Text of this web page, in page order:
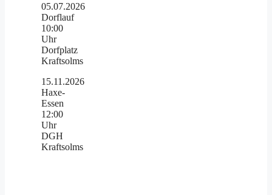
05.07.2026
Dorflauf
10:00
Uhr
Dorfplatz
Kraftsolms
15.11.2026
Haxe-
Essen
12:00
Uhr
DGH
Kraftsolms